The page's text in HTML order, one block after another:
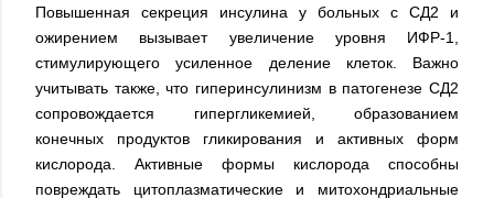
Повышенная секреция инсулина у больных с СД2 и
ожирением вызывает увеличение уровня ИФР-1,
стимулирующего усиленное деление клеток. Важно
учитывать также, что гиперинсулинизм в патогенезе СД2
сопровождается гипергликемией, образованием
конечных продуктов гликирования и активных форм
кислорода. Активные формы кислорода способны
повреждать цитоплазматические и митохондриальные